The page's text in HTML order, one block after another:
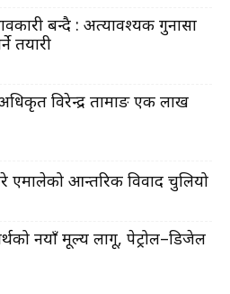
बन्दै : अत्यावश्यक गुनासा
तयारी
अधिकृत विरेन्द्र तामाङ एक लाख
एमालेको आन्तरिक विवाद चुलियो
नयाँ मूल्य लागू, पेट्रोल–डिजेल